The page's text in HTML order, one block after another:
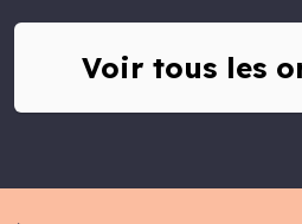
Voir tous les